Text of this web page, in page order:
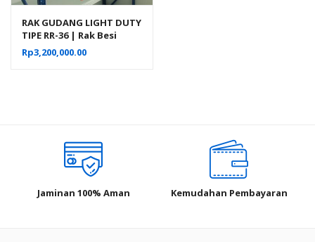
RAK GUDANG LIGHT DUTY
TIPE RR-36 | Rak Besi
Susun Serbaguna
Rp3,200,000.00
Jaminan 100% Aman Kemudahan Pembayaran